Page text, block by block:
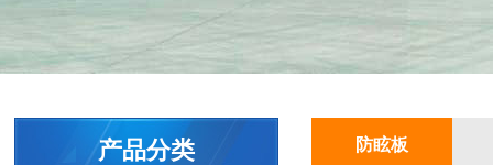
产品分类 防眩板